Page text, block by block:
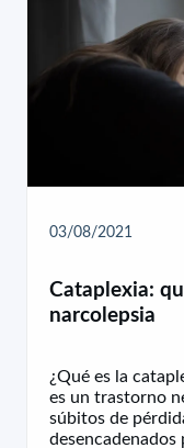
03/08/2021
Cataplexia:
narcolepsia
¿Qué es la
es un trastorno
súbitos de
desencadenados